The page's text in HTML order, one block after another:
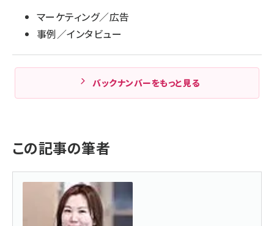
マーケティング／広告
事例／インタビュー
バックナンバーをもっと見る
この記事の筆者